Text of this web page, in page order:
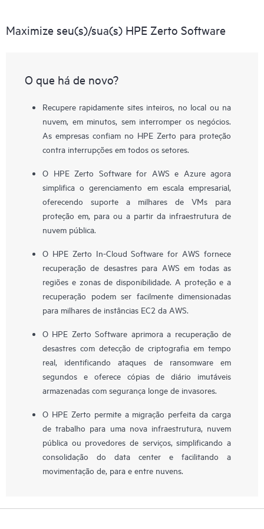
Maximize seu(s)/sua(s) HPE Zerto Software
O que há de novo?
Recupere rapidamente sites inteiros, no local ou na
nuvem, em minutos, sem interromper os negócios.
As empresas confiam no HPE Zerto para proteção
contra interrupções em todos os setores.
O HPE Zerto Software for AWS e Azure agora
simplifica o gerenciamento em escala empresarial,
oferecendo suporte a milhares de VMs para
proteção em, para ou a partir da infraestrutura de
nuvem pública.
O HPE Zerto In-Cloud Software for AWS fornece
recuperação de desastres para AWS em todas as
regiões e zonas de disponibilidade. A proteção e a
recuperação podem ser facilmente dimensionadas
para milhares de instâncias EC2 da AWS.
O HPE Zerto Software aprimora a recuperação de
desastres com detecção de criptografia em tempo
real, identificando ataques de ransomware em
segundos e oferece cópias de diário imutáveis
armazenadas com segurança longe de invasores.
O HPE Zerto permite a migração perfeita da carga
de trabalho para uma nova infraestrutura, nuvem
pública ou provedores de serviços, simplificando a
consolidação do data center e facilitando a
movimentação de, para e entre nuvens.